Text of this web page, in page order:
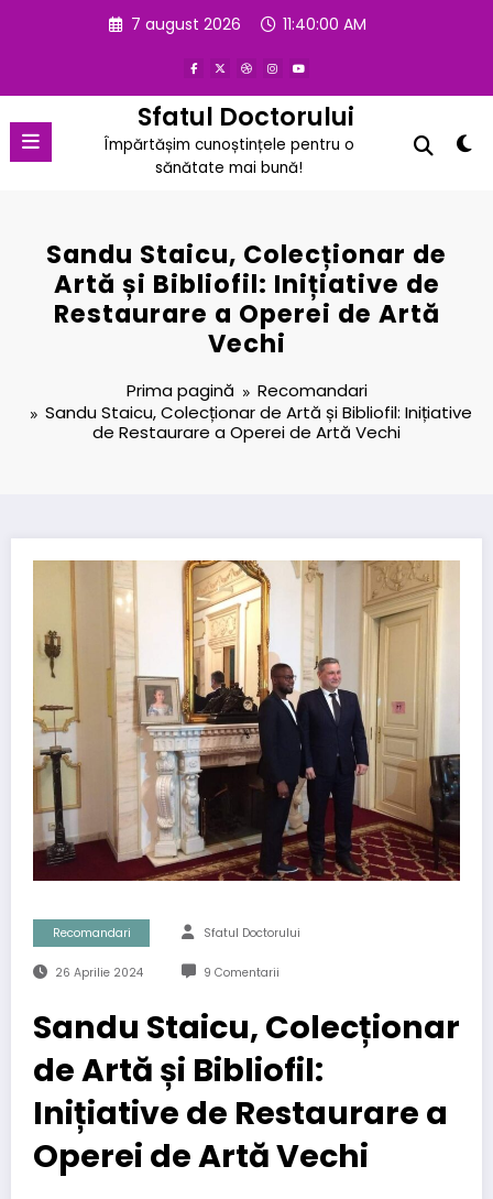
7 august 2026 11:40:01 AM
Sfatul Doctorului
Împărtășim cunoștințele pentru o
sănătate mai bună!
Sandu Staicu, Colecționar de
Artă și Bibliofil: Inițiative de
Restaurare a Operei de Artă
Vechi
Prima pagină
Recomandari
Sandu Staicu, Colecționar de Artă și Bibliofil: Inițiative
de Restaurare a Operei de Artă Vechi
Recomandari Sfatul Doctorului
26 Aprilie 2024 9 Comentarii
Sandu Staicu, Colecționar
de Artă și Bibliofil:
Inițiative de Restaurare a
Operei de Artă Vechi